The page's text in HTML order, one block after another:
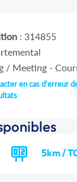
: 314855
/ Meeting -
en cas d'erreur
5km /